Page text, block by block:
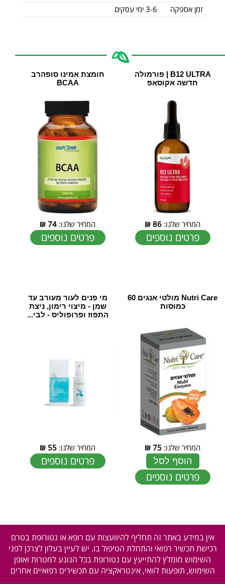
זמן אספקה
3-6 ימי עסקים
B12 ULTRA | פורמולה
חדשה אקוסאפ
המחיר שלנו: 86
₪
פרטים נוספים
חומצת אמינו סופהרב
BCAA
המחיר שלנו: 74
₪
פרטים נוספים
Nutri Care מולטי אנגים 60
כמוסות
המחיר שלנו: 75
₪
הוסף לסל
פרטים נוספים
מי פנים לעור מעורב עד
שמן - מיצוי רימון, ניצת
התפוז ופרופוליס - לבי...
המחיר שלנו: 55
₪
פרטים נוספים
אין במידע באתר זה תחליף להיוועצות עם רופא או נטורופת בטרם
רכישת תכשיר רפואי והתחלת הטיפול בו. יש לעיין בעלון לצרכן לפני
השימוש מומלץ להתייעץ עם נטורופת בכל הנוגע למטרות ואופן
השימוש, תופעות לוואי, אינטראקציה עם תכשירים רפואיים אחרים